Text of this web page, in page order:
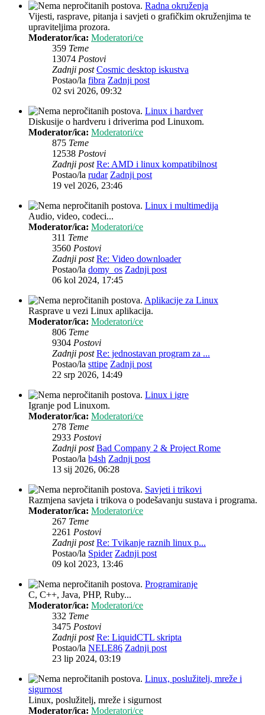
Radna okruženja
Vijesti, rasprave, pitanja i savjeti o grafičkim okruženjima te
upraviteljima prozora.
Moderator/ica: Moderatori/ce
359 Teme
13074 Postovi
Zadnji post Cosmic desktop iskustva
Postao/la fibra Zadnji post
02 svi 2026, 09:32
Linux i hardver
Diskusije o hardveru i driverima pod Linuxom.
Moderator/ica: Moderatori/ce
875 Teme
12538 Postovi
Zadnji post Re: AMD i linux kompatibilnost
Postao/la rudar Zadnji post
19 vel 2026, 23:46
Linux i multimedija
Audio, video, codeci...
Moderator/ica: Moderatori/ce
311 Teme
3560 Postovi
Zadnji post Re: Video downloader
Postao/la domy_os Zadnji post
06 kol 2024, 17:45
Aplikacije za Linux
Rasprave u vezi Linux aplikacija.
Moderator/ica: Moderatori/ce
806 Teme
9304 Postovi
Zadnji post Re: jednostavan program za ...
Postao/la sttipe Zadnji post
22 srp 2026, 14:49
Linux i igre
Igranje pod Linuxom.
Moderator/ica: Moderatori/ce
278 Teme
2933 Postovi
Zadnji post Bad Company 2 & Project Rome
Postao/la b4sh Zadnji post
13 sij 2026, 06:28
Savjeti i trikovi
Razmjena savjeta i trikova o podešavanju sustava i programa.
Moderator/ica: Moderatori/ce
267 Teme
2261 Postovi
Zadnji post Re: Tvikanje raznih linux p...
Postao/la Spider Zadnji post
09 kol 2023, 13:46
Programiranje
C, C++, Java, PHP, Ruby...
Moderator/ica: Moderatori/ce
332 Teme
3475 Postovi
Zadnji post Re: LiquidCTL skripta
Postao/la NELE86 Zadnji post
23 lip 2024, 03:19
Linux, poslužitelj, mreže i
sigurnost
Linux, poslužitelj, mreže i sigurnost
Moderator/ica: Moderatori/ce